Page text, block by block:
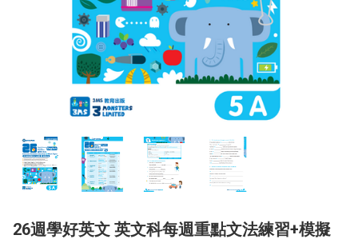
26週學好英文 英文科每週重點文法練習+模擬